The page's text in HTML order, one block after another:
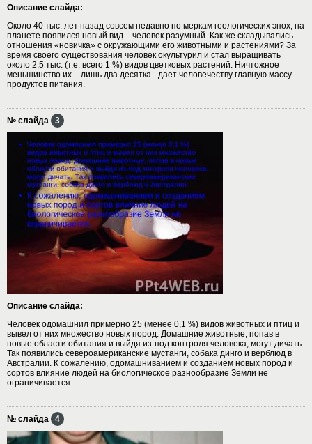
Описание слайда:
Около 40 тыс. лет назад совсем недавно по меркам геологических эпох, на
планете появился новый вид – человек разумный. Как же складывались
отношения «новичка» с окружающими его животными и растениями? За
время своего существования человек окультурил и стал выращивать
около 2,5 тыс. (т.е. всего 1 %) видов цветковых растений. Ничтожное
меньшинство их – лишь два десятка - дает человечеству главную массу
продуктов питания.
№ слайда 3
Описание слайда:
Человек одомашнил примерно 25 (менее 0,1 %) видов животных и птиц и
вывел от них множество новых пород. Домашние животные, попав в
новые области обитания и выйдя из-под контроля человека, могут дичать.
Так появились североамериканские мустанги, собака динго и верблюд в
Австралии. К сожалению, одомашниванием и созданием новых пород и
сортов влияние людей на биологическое разнообразие Земли не
ограничивается.
№ слайда 4